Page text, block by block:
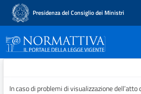
Presidenza del Consiglio dei Ministri
Normattiva - Il
In caso di problemi di visualizzazione dell’atto